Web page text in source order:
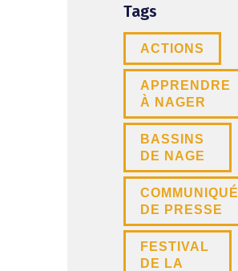
Tags
ACTIONS
APPRENDRE
À NAGER
BASSINS
DE NAGE
COMMUNIQUÉ
DE PRESSE
FESTIVAL
DE LA